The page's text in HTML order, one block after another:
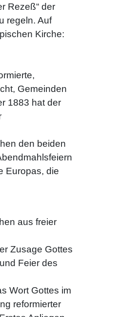
Rezeß“ der
regeln. Auf
Kirche:
Gemeinden
1883 hat der
den beiden
Europas, die
aus freier
Zusage Gottes
Feier des
Wort Gottes im
reformierter